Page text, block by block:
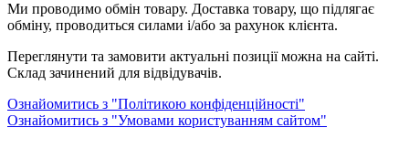
Ми проводимо обмін товару. Доставка товару, що підлягає
обміну, проводиться силами і/або за рахунок клієнта.
Переглянути та замовити актуальні позиції можна на сайті.
Склад зачинений для відвідувачів.
Ознайомитись з "Політикою конфіденційності"
Ознайомитись з "Умовами користуванням сайтом"